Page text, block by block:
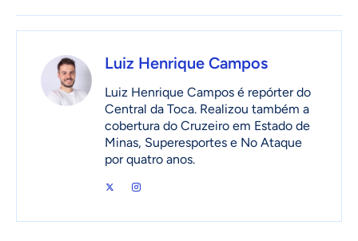
Luiz Henrique Campos
Luiz Henrique Campos é repórter do
Central da Toca. Realizou também a
cobertura do Cruzeiro em Estado de
Minas, Superesportes e No Ataque
por quatro anos.